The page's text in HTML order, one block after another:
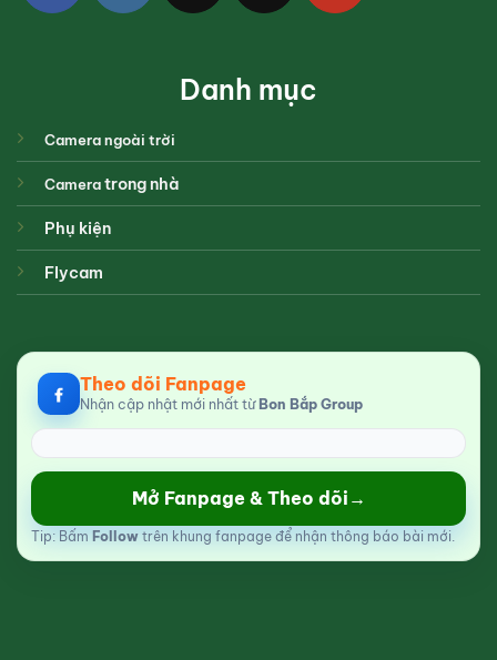
Danh mục
Camera ngoài trời
Cameratrong nhà
Phụ kiện
Flycam
Theo dõi Fanpage
Nhận cập nhật mới nhất từBon Bắp Group
Mở Fanpage & Theo dõi →
Tip: Bấm Follow trên khung fanpage để nhận thông báo bài mới.